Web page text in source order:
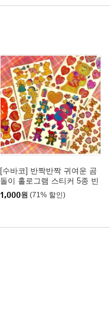
[수바코] 반짝반짝 귀여운 곰
돌이 홀로그램 스티커 5종 빈
티지 레트로 하이틴 감성 스
티커
1,000원 (71% 할인)